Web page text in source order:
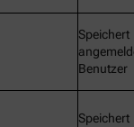
Speichert
Benutzer
Speichert